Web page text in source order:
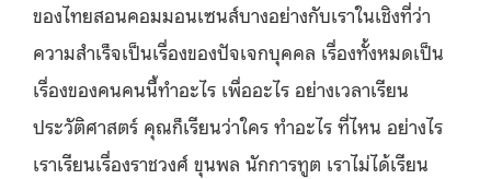
ของไทยสอนคอมมอนเซนส์บางอย่างกับเราในเชิงที่ว่า
ความสำเร็จเป็นเรื่องของปัจเจกบุคคล เรื่องทั้งหมดเป็น
เรื่องของคนคนนี้ทำอะไร เพื่ออะไร อย่างเวลาเรียน
ประวัติศาสตร์ คุณก็เรียนว่าใคร ทำอะไร ที่ไหน อย่างไร
เราเรียนเรื่องราชวงศ์ ขุนพล นักการทูต เราไม่ได้เรียน